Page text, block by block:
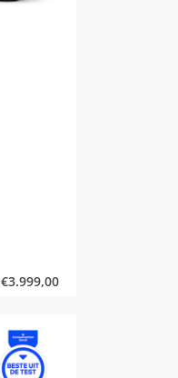
€3.999,00